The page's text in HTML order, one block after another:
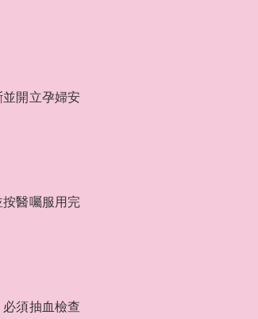
開立孕婦安
醫囑服用完
須抽血檢查